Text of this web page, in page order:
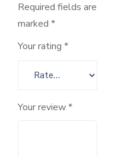
Required fields are
marked *
Your rating *
Your review*